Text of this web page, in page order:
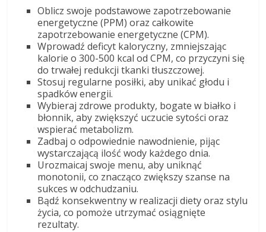
Oblicz swoje podstawowe zapotrzebowanie
energetyczne (PPM) oraz całkowite
zapotrzebowanie energetyczne (CPM).
Wprowadź deficyt kaloryczny, zmniejszając
kalorie o 300-500 kcal od CPM, co przyczyni się
do trwałej redukcji tkanki tłuszczowej.
Stosuj regularne posiłki, aby unikać głodu i
spadków energii.
Wybieraj zdrowe produkty, bogate w białko i
błonnik, aby zwiększyć uczucie sytości oraz
wspierać metabolizm.
Zadbaj o odpowiednie nawodnienie, pijąc
wystarczającą ilość wody każdego dnia.
Urozmaicaj swoje menu, aby uniknąć
monotonii, co znacząco zwiększy szanse na
sukces w odchudzaniu.
Bądź konsekwentny w realizacji diety oraz stylu
życia, co pomoże utrzymać osiągnięte
rezultaty.